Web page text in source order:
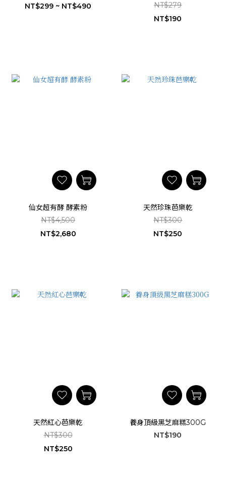
NT$299 ~ NT$490
NT$279
NT$190
仙女超有酵 酵素粉
NT$4,500
NT$2,680
天然珍珠芭樂乾
NT$300
NT$250
天然紅心芭樂乾
NT$300
NT$250
養身頂級黑芝麻糕300G
NT$190